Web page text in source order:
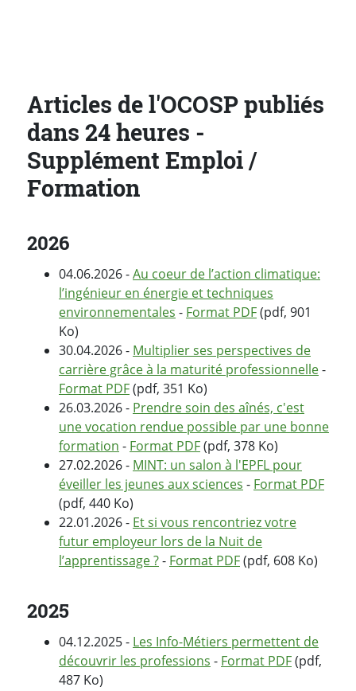
Articles de l'OCOSP publiés
dans 24 heures -
Supplément Emploi /
Formation
2026
04.06.2026 -Au coeur de l’action climatique:
l’ingénieur en énergie et techniques
environnementales - Format PDF(pdf, 901
Ko)
30.04.2026 - Multiplier ses perspectives de
carrière grâce à la maturité professionnelle-
Format PDF(pdf, 351 Ko)
26.03.2026 - Prendre soin des aînés, c'est
une vocation rendue possible par une bonne
formation - Format PDF(pdf, 378 Ko)
27.02.2026 - MINT: un salon à l'EPFL pour
éveiller les jeunes aux sciences - Format PDF
(pdf, 440 Ko)
22.01.2026 - Et si vous rencontriez votre
futur employeur lors de la Nuit de
l’apprentissage ?- Format PDF(pdf, 608 Ko)
2025
04.12.2025 - Les Info-Métiers permettent de
découvrir les professions - Format PDF(pdf,
487 Ko)